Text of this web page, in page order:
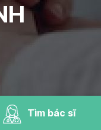
Tìm bác sĩ